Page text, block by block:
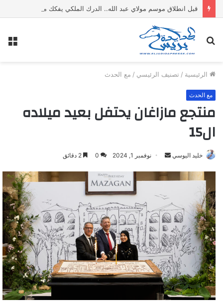
بحث
الرئيسية / تصنيف الرئيسي / مع الحدث
مع الحدث
منتجع مازاغان يحتفل بعيد ميلاده
ال15
خليد اليوسي
س
ر
ي
د
ا
إ
ل
ك
ت
نوفمبر 1, 2024 0